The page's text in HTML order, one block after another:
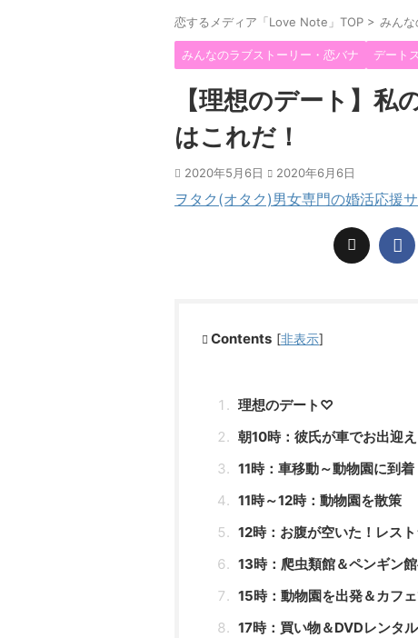
恋するメディア「Love Note」TOP > みんな
みんなのラブストーリー・恋バナ デート
【理想のデート】私
はこれだ！
2020年5月6日 2020年6月6日
ヲタク(オタク)男女専門の婚活応援
Contents [非表示]
理想のデート♡
朝10時：彼氏が車でお出迎え
11時：車移動～動物園に到着
11時～12時：動物園を散策
12時：お腹が空いた！レス
13時：爬虫類館＆ペンギン
15時：動物園を出発＆カフ
17時：買い物＆DVDレンタ